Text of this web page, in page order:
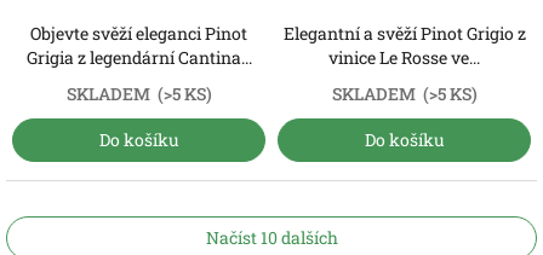
Objevte svěží eleganci Pinot
Grigia z legendární Cantina...
SKLADEM (>5 KS)
Do košíku
Elegantní a svěží Pinot Grigio z
vinice Le Rosse ve...
SKLADEM (>5 KS)
Do košíku
Načíst 10 dalších